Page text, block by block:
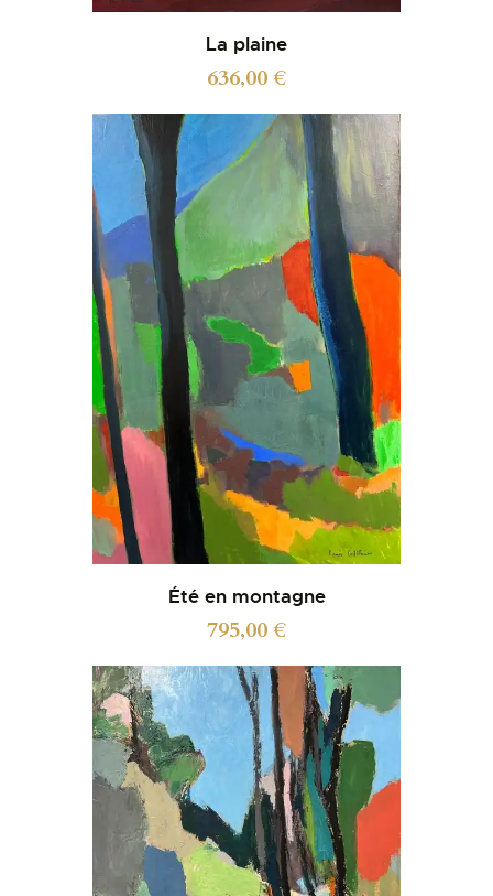
La plaine
636,00€
Été en montagne
795,00€